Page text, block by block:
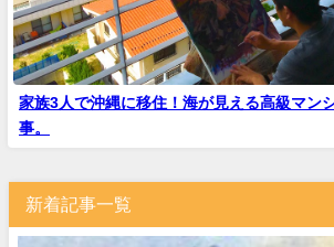
家族3人で沖縄に移住！海が見える高級マン
事。
新着記事一覧